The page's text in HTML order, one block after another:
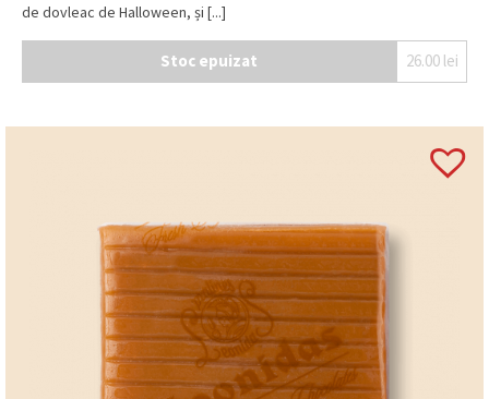
de dovleac de Halloween, și [...]
Stoc epuizat 26.00 lei